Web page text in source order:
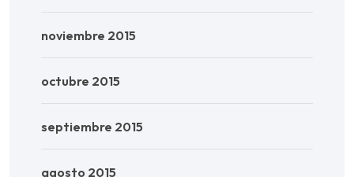
noviembre 2015
octubre 2015
septiembre 2015
agosto 2015